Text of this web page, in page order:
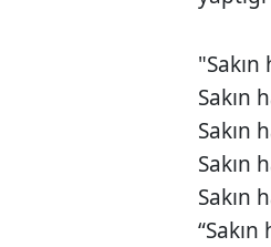
"Sakın
Sakın
Sakın
Sakın
Sakın
“Sakın